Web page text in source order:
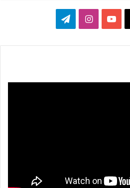
‫YouTubeانستقرامتيلقرام